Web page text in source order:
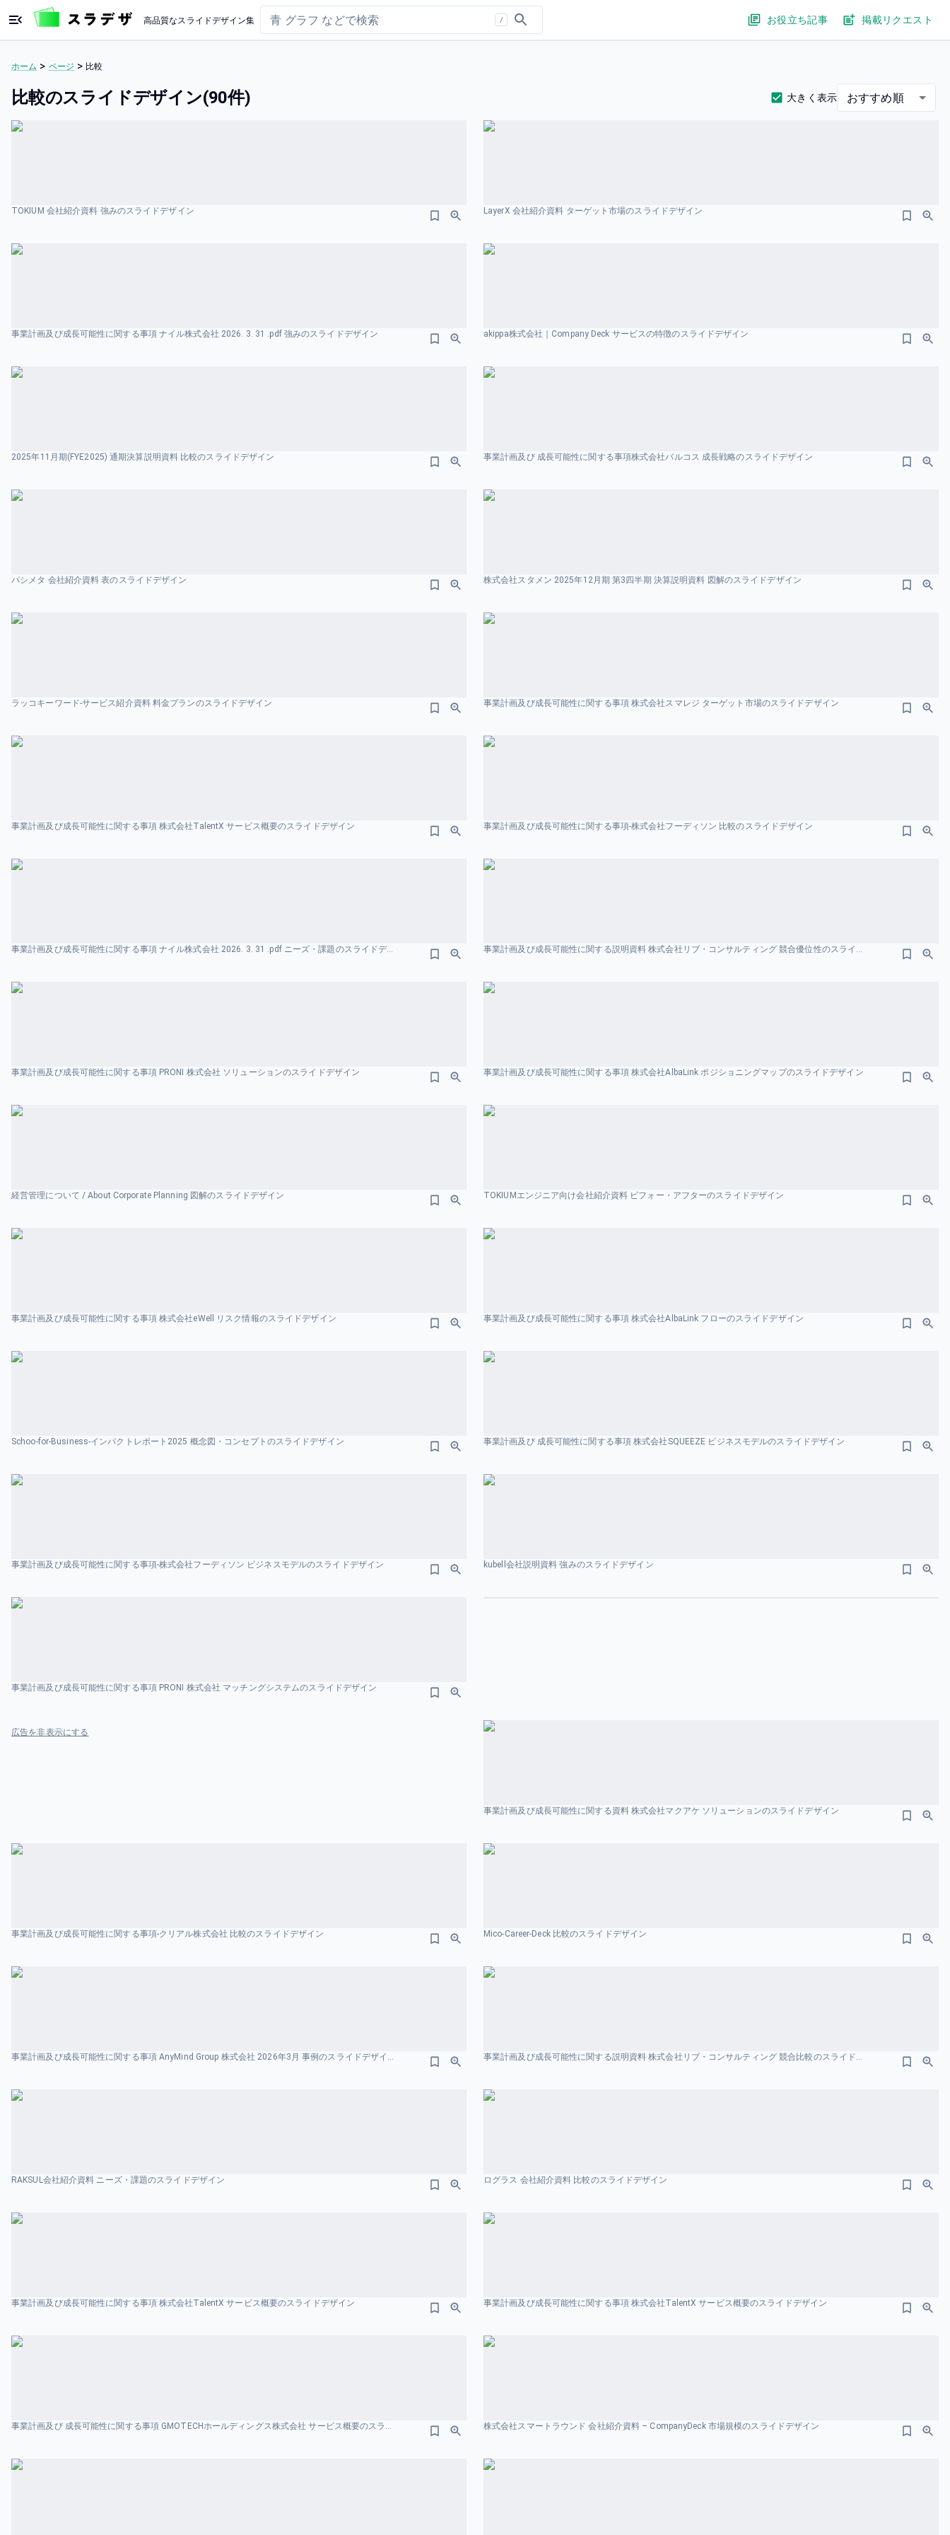
高品質なスライドデザイン集 / お役立ち記事 掲載リクエスト
ホーム > ページ > 比較
比較のスライドデザイン(90件) 大きく表示 おすすめ順
TOKIUM 会社紹介資料 強みのスライドデザイン LayerX 会社紹介資料 ターゲット市場のスライドデザイン
事業計画及び成長可能性に関する事項 ナイル株式会社 2026. 3. 31 .pdf 強みのスライドデザイン akippa株式会社｜Company Deck サービスの特徴のスライドデザイン
2025年11月期(FYE2025) 通期決算説明資料 比較のスライドデザイン 事業計画及び 成長可能性に関する事項株式会社バルコス 成長戦略のスライドデザイン
パシメタ 会社紹介資料 表のスライドデザイン 株式会社スタメン 2025年12月期 第3四半期 決算説明資料 図解のスライドデザイン
ラッコキーワード-サービス紹介資料 料金プランのスライドデザイン 事業計画及び成長可能性に関する事項 株式会社スマレジ ターゲット市場のスライドデザイン
事業計画及び成長可能性に関する事項 株式会社TalentX サービス概要のスライドデザイン 事業計画及び成長可能性に関する事項-株式会社フーディソン 比較のスライドデザイン
事業計画及び成長可能性に関する事項 ナイル株式会社 2026. 3. 31 .pdf ニーズ・課題のスライドデザイン 事業計画及び成⻑可能性に関する説明資料 株式会社リブ・コンサルティング 競合優位性のスライドデザイン
事業計画及び成長可能性に関する事項 PRONI 株式会社 ソリューションのスライドデザイン 事業計画及び成長可能性に関する事項 株式会社AlbaLink ポジショニングマップのスライドデザイン
経営管理について / About Corporate Planning 図解のスライドデザイン TOKIUMエンジニア向け会社紹介資料 ビフォー・アフターのスライドデザイン
事業計画及び成長可能性に関する事項 株式会社eWell リスク情報のスライドデザイン 事業計画及び成長可能性に関する事項 株式会社AlbaLink フローのスライドデザイン
Schoo-for-Business-インパクトレポート2025 概念図・コンセプトのスライドデザイン 事業計画及び 成長可能性に関する事項 株式会社SQUEEZE ビジネスモデルのスライドデザイン
事業計画及び成長可能性に関する事項-株式会社フーディソン ビジネスモデルのスライドデザイン kubell会社説明資料 強みのスライドデザイン
事業計画及び成長可能性に関する事項 PRONI 株式会社 マッチングシステムのスライドデザイン
広告を非表示にする
事業計画及び成長可能性に関する資料 株式会社マクアケ ソリューションのスライドデザイン
事業計画及び成長可能性に関する事項-クリアル株式会社 比較のスライドデザイン Mico-Career-Deck 比較のスライドデザイン
事業計画及び成⻑可能性に関する事項 AnyMind Group 株式会社 2026年3⽉ 事例のスライドデザイン 事業計画及び成⻑可能性に関する説明資料 株式会社リブ・コンサルティング 競合比較のスライドデザイン
RAKSUL会社紹介資料 ニーズ・課題のスライドデザイン ログラス 会社紹介資料 比較のスライドデザイン
事業計画及び成長可能性に関する事項 株式会社TalentX サービス概要のスライドデザイン 事業計画及び成長可能性に関する事項 株式会社TalentX サービス概要のスライドデザイン
事業計画及び 成長可能性に関する事項 GMOTECHホールディングス株式会社 サービス概要のスライドデザイン 株式会社スマートラウンド 会社紹介資料 – CompanyDeck 市場規模のスライドデザイン